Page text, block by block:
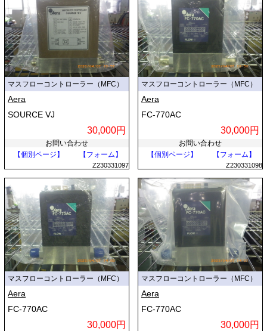
マスフローコントローラー（MFC）
Aera
SOURCE VJ
30,000円
お問い合わせ
【個別ページ】
【フォーム】
Z230331097
マスフローコントローラー（MFC）
Aera
FC-770AC
30,000円
お問い合わせ
【個別ページ】
【フォーム】
Z230331098
マスフローコントローラー（MFC）
Aera
FC-770AC
30,000円
マスフローコントローラー（MFC）
Aera
FC-770AC
30,000円